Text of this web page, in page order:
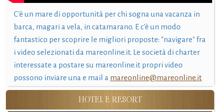
C'è un mare di opportunità per chi sogna una vacanza in
barca, magari a vela, in catamarano. E c'è un modo
fantastico per scoprire le migliori proposte: "navigare" fra
i video selezionati da mareonline.it. Le società di charter
interessate a postare su mareonline.it propri video
possono inviare una e mail a mareonline@mareonline.it
HOTEL E RESORT